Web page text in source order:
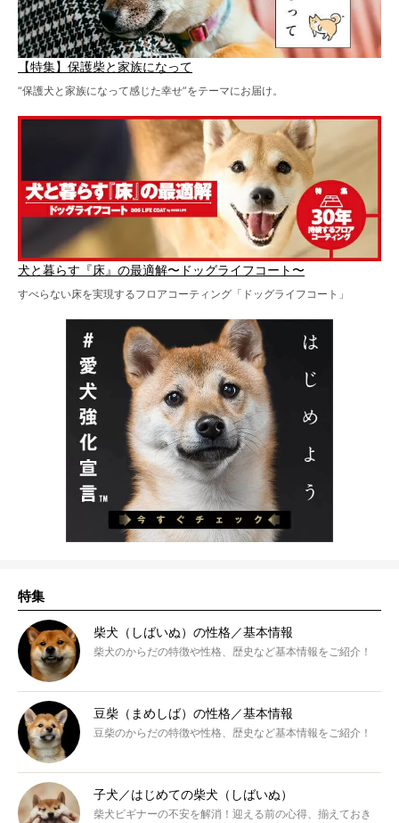
【特集】保護柴と家族になって
“保護犬と家族になって感じた幸せ”をテーマにお届け。
犬と暮らす『床』の最適解〜ドッグライフコート〜
すべらない床を実現するフロアコーティング「ドッグライフコート」
特集
柴犬（しばいぬ）の性格／基本情報
柴犬のからだの特徴や性格、歴史など基本情報をご紹介！
豆柴（まめしば）の性格／基本情報
豆柴のからだの特徴や性格、歴史など基本情報をご紹介！
子犬／はじめての柴犬（しばいぬ）
柴犬ビギナーの不安を解消！迎える前の心得、揃えておき